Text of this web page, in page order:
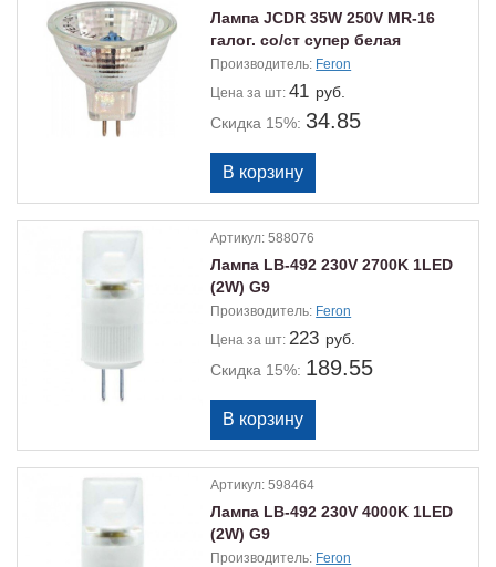
Лампа JCDR 35W 250V MR-16
галог. со/ст супер белая
Производитель: Feron
Цена за шт:41 руб.
Скидка 15%: 34.85
Артикул:588076
Лампа LB-492 230V 2700K 1LED
(2W) G9
Производитель: Feron
Цена за шт:223 руб.
Скидка 15%: 189.55
Артикул:598464
Лампа LB-492 230V 4000K 1LED
(2W) G9
Производитель: Feron